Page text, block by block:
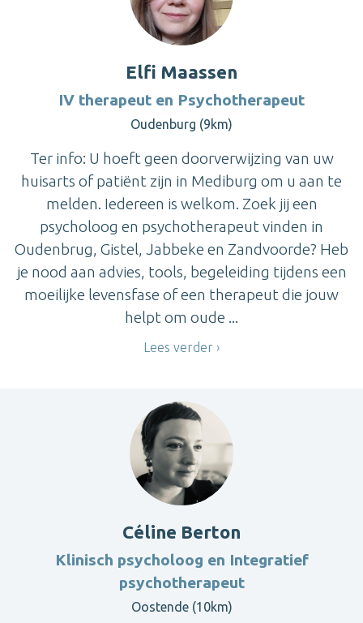
Elfi Maassen
IV therapeut en Psychotherapeut
Oudenburg (9km)
Ter info: U hoeft geen doorverwijzing van uw
huisarts of patiënt zijn in Mediburg om u aan te
melden. Iedereen is welkom. Zoek jij een
psycholoog en psychotherapeut vinden in
Oudenbrug, Gistel, Jabbeke en Zandvoorde? Heb
je nood aan advies, tools, begeleiding tijdens een
moeilijke levensfase of een therapeut die jouw
helpt om oude ...
Lees verder
Céline Berton
Klinisch psycholoog en Integratief
psychotherapeut
Oostende (10km)